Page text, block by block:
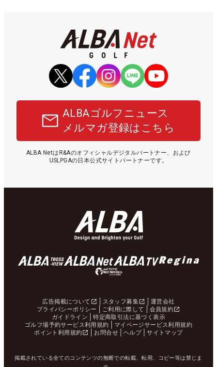
ALBAゴルフニュース
メルマガ登録はこちら
ALBA NetはR&Aのオフィシャルデジタルパートナー、および
USLPGAの日本公式サイトパートナーです。
広告掲載について スタッフ募集
運営会社
プライバシーポリシー
ご利用に際して
会員規約
ガイドライン
特定商取引法に基づく表示
ゴルフ場予約サービス利用規約
マイページサービス利用規約
ポイント利用規約
お問合せ ヘルプ サイトマップ
掲載されている全てのコンテンツの無断での転載、転用、コピー等は禁じま